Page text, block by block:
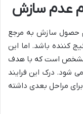
عدم سازش
حصول سازش به مرجع
کننده باشد. اما این
مشخص است که با هدف
شود. درک این فرایند
برای مراحل بعدی داشته